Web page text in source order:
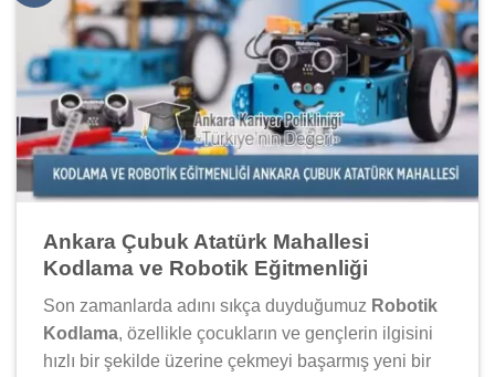
Ankara Çubuk Atatürk Mahallesi
Kodlama ve Robotik Eğitmenliği
Son zamanlarda adını sıkça duyduğumuz Robotik
Kodlama, özellikle çocukların ve gençlerin ilgisini
hızlı bir şekilde üzerine çekmeyi başarmış yeni bir